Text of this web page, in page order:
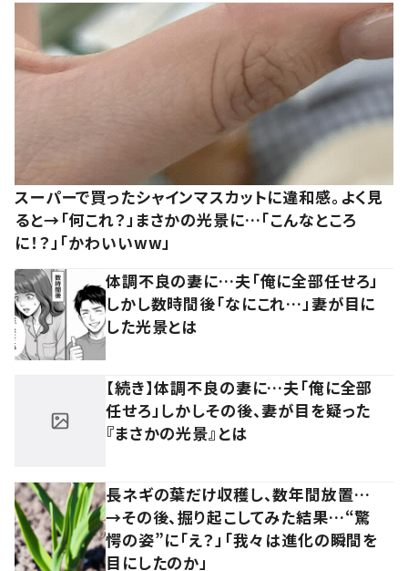
スーパーで買ったシャインマスカットに違和感。よく見
ると→「何これ？」まさかの光景に…「こんなところ
に！？」「かわいいww」
体調不良の妻に…夫「俺に全部任せろ」
しかし数時間後「なにこれ…」妻が目に
した光景とは
【続き】体調不良の妻に…夫「俺に全部
任せろ」しかしその後、妻が目を疑った
『まさかの光景』とは
長ネギの葉だけ収穫し、数年間放置…
→その後、掘り起こしてみた結果…“驚
愕の姿”に「え？」「我々は進化の瞬間を
目にしたのか」